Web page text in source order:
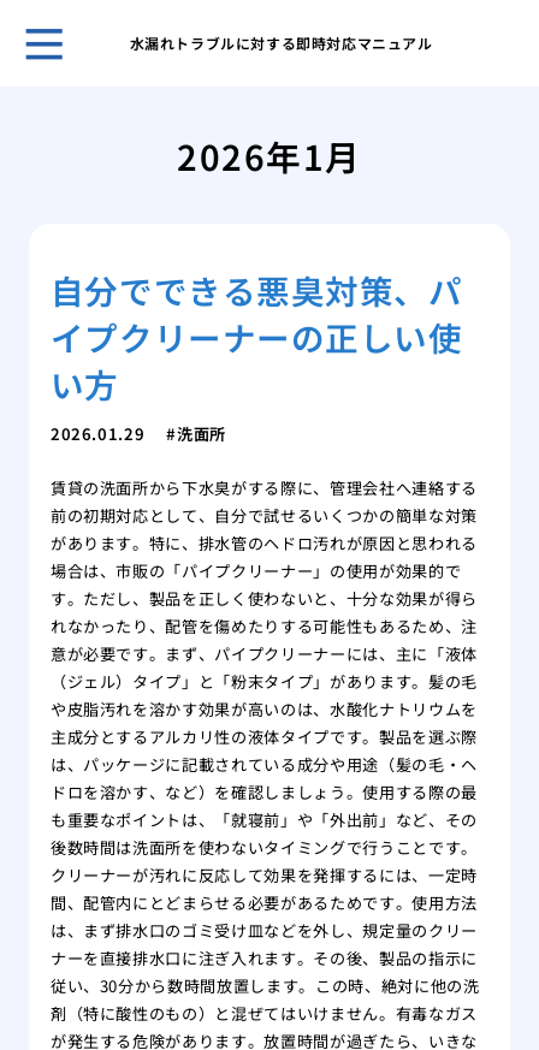
水漏れトラブルに対する即時対応マニュアル
2026年1月
自分でできる悪臭対策、パ
イプクリーナーの正しい使
い方
2026.01.29 洗面所
賃貸の洗面所から下水臭がする際に、管理会社へ連絡する
前の初期対応として、自分で試せるいくつかの簡単な対策
があります。特に、排水管のヘドロ汚れが原因と思われる
場合は、市販の「パイプクリーナー」の使用が効果的で
す。ただし、製品を正しく使わないと、十分な効果が得ら
れなかったり、配管を傷めたりする可能性もあるため、注
意が必要です。まず、パイプクリーナーには、主に「液体
（ジェル）タイプ」と「粉末タイプ」があります。髪の毛
や皮脂汚れを溶かす効果が高いのは、水酸化ナトリウムを
主成分とするアルカリ性の液体タイプです。製品を選ぶ際
は、パッケージに記載されている成分や用途（髪の毛・ヘ
ドロを溶かす、など）を確認しましょう。使用する際の最
も重要なポイントは、「就寝前」や「外出前」など、その
後数時間は洗面所を使わないタイミングで行うことです。
クリーナーが汚れに反応して効果を発揮するには、一定時
間、配管内にとどまらせる必要があるためです。使用方法
は、まず排水口のゴミ受け皿などを外し、規定量のクリー
ナーを直接排水口に注ぎ入れます。その後、製品の指示に
従い、30分から数時間放置します。この時、絶対に他の洗
剤（特に酸性のもの）と混ぜてはいけません。有毒なガス
が発生する危険があります。放置時間が過ぎたら、いきな